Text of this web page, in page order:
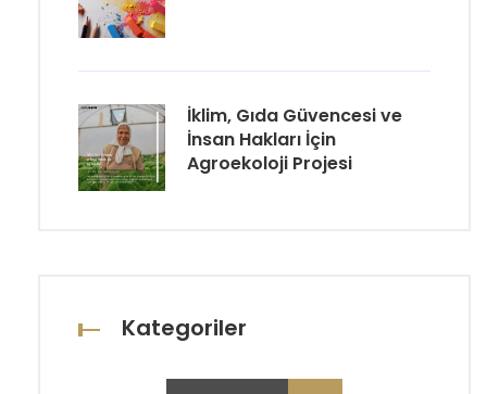
İklim, Gıda Güvencesi ve
İnsan Hakları İçin
Agroekoloji Projesi
Kategoriler